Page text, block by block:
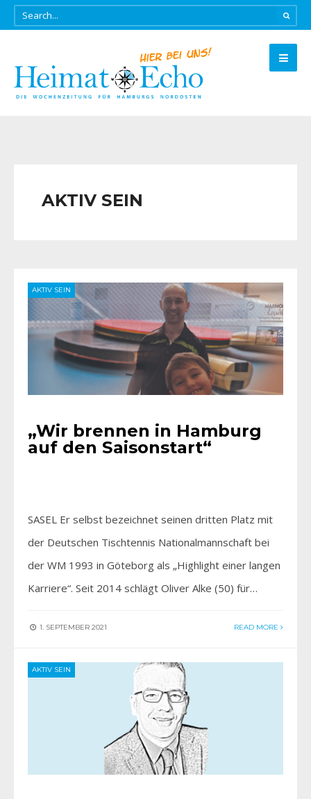
AKTIV SEIN
AKTIV SEIN
„Wir brennen in Hamburg
auf den Saisonstart“
SASEL Er selbst bezeichnet seinen dritten Platz mit
der Deutschen Tischtennis Nationalmannschaft bei
der WM 1993 in Göteborg als „Highlight einer langen
Karriere“. Seit 2014 schlägt Oliver Alke (50) für…
1. SEPTEMBER 2021 READ MORE
AKTIV SEIN